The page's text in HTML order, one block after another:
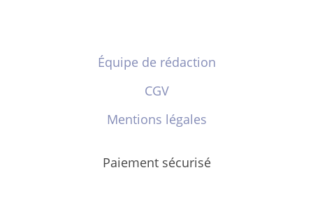
Équipe de rédaction
CGV
Mentions légales
Paiement sécurisé